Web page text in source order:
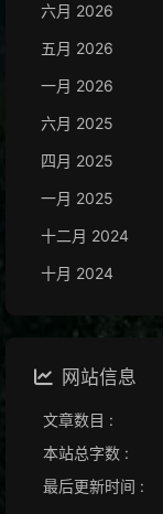
六月 2026
五月 2026
一月 2026
六月 2025
四月 2025
一月 2025
十二月 2024
十月 2024
网站信息
文章数目 :
本站总字数 :
最后更新时间 :